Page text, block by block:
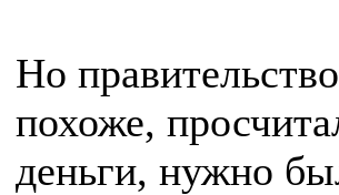
Но
похоже,
деньги, нужно